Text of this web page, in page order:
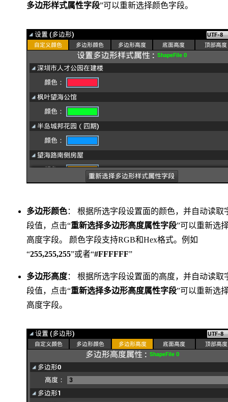
多边形样式属性字段”可以重新选择颜色字段。
多边形颜色： 根据所选字段设置面的颜色，并自动读取
段值，点击“重新选择多边形高度属性字段”可以重新选
高度字段。 颜色字段支持RGB和Hex格式。例如
“255,255,255”或者“#FFFFFF”
多边形高度： 根据所选字段设置面的高度，并自动读取
段值，点击“重新选择多边形高度属性字段”可以重新选
高度字段。